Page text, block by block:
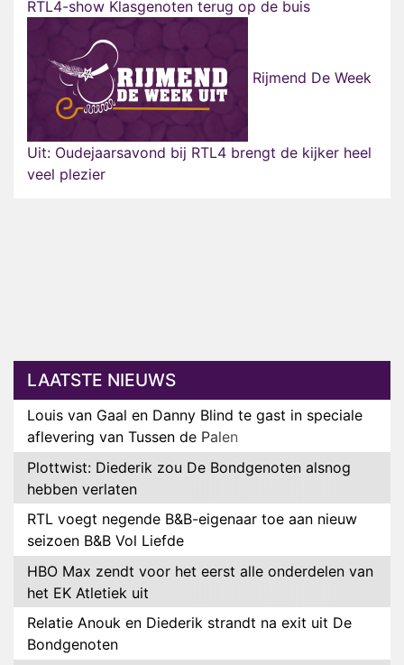
RTL4-show Klasgenoten terug op de buis
Rijmend De Week
Uit: Oudejaarsavond bij RTL4 brengt de kijker heel
veel plezier
LAATSTE NIEUWS
Louis van Gaal en Danny Blind te gast in speciale
aflevering van Tussen de Palen
Plottwist: Diederik zou De Bondgenoten alsnog
hebben verlaten
RTL voegt negende B&B-eigenaar toe aan nieuw
seizoen B&B Vol Liefde
HBO Max zendt voor het eerst alle onderdelen van
het EK Atletiek uit
Relatie Anouk en Diederik strandt na exit uit De
Bondgenoten